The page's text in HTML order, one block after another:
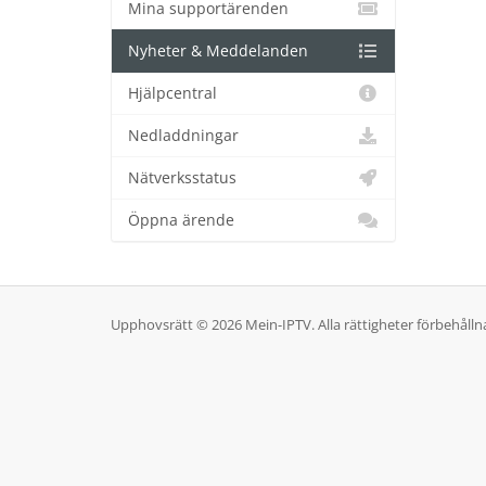
Mina supportärenden
Nyheter & Meddelanden
Hjälpcentral
Nedladdningar
Nätverksstatus
Öppna ärende
Upphovsrätt © 2026 Mein-IPTV. Alla rättigheter